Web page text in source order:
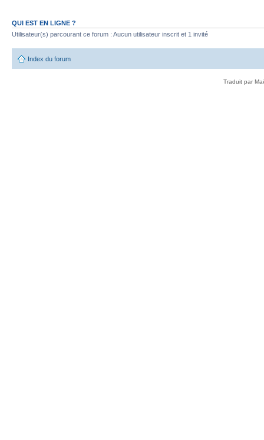
QUI EST EN LIGNE ?
Utilisateur(s) parcourant ce forum : Aucun utilisateur inscrit et 1 invité
Index du forum
Traduit par